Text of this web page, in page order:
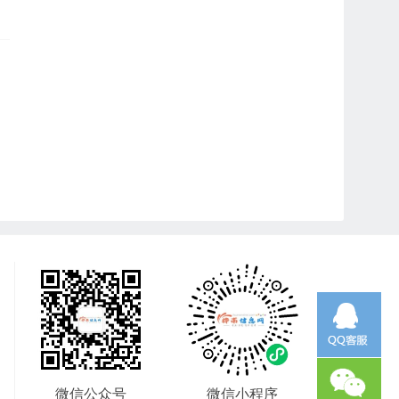
微信公众号 微信小程序